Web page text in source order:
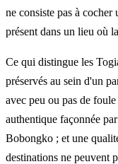
ne consiste pas à cocher
présent dans un lieu où
Ce qui distingue les
préservés au sein d'un
avec peu ou pas de
authentique façonnée
Bobongko ; et une
destinations ne peuvent